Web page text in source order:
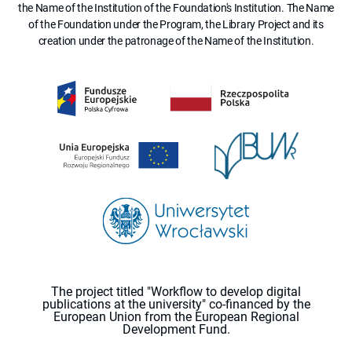
the Name of the Institution of the Foundation's Institution. The Name
of the Foundation under the Program, the Library Project and its
creation under the patronage of the Name of the Institution.
The project titled "Workflow to develop digital
publications at the university" co-financed by the
European Union from the European Regional
Development Fund.